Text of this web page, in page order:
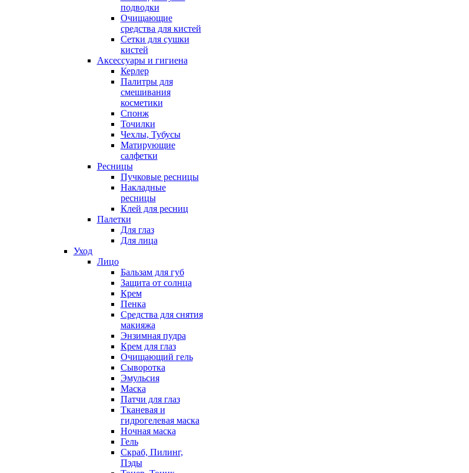
подводки
Очищающие
средства для кистей
Сетки для сушки
кистей
Аксессуары и гигиена
Керлер
Палитры для
смешивания
косметики
Спонж
Точилки
Чехлы, Тубусы
Матирующие
салфетки
Ресницы
Пучковые ресницы
Накладные
ресницы
Клей для ресниц
Палетки
Для глаз
Для лица
Уход
Лицо
Бальзам для губ
Защита от солнца
Крем
Пенка
Средства для снятия
макияжа
Энзимная пудра
Крем для глаз
Очищающий гель
Сыворотка
Эмульсия
Маска
Патчи для глаз
Тканевая и
гидрогелевая маска
Ночная маска
Гель
Скраб, Пилинг,
Пэды